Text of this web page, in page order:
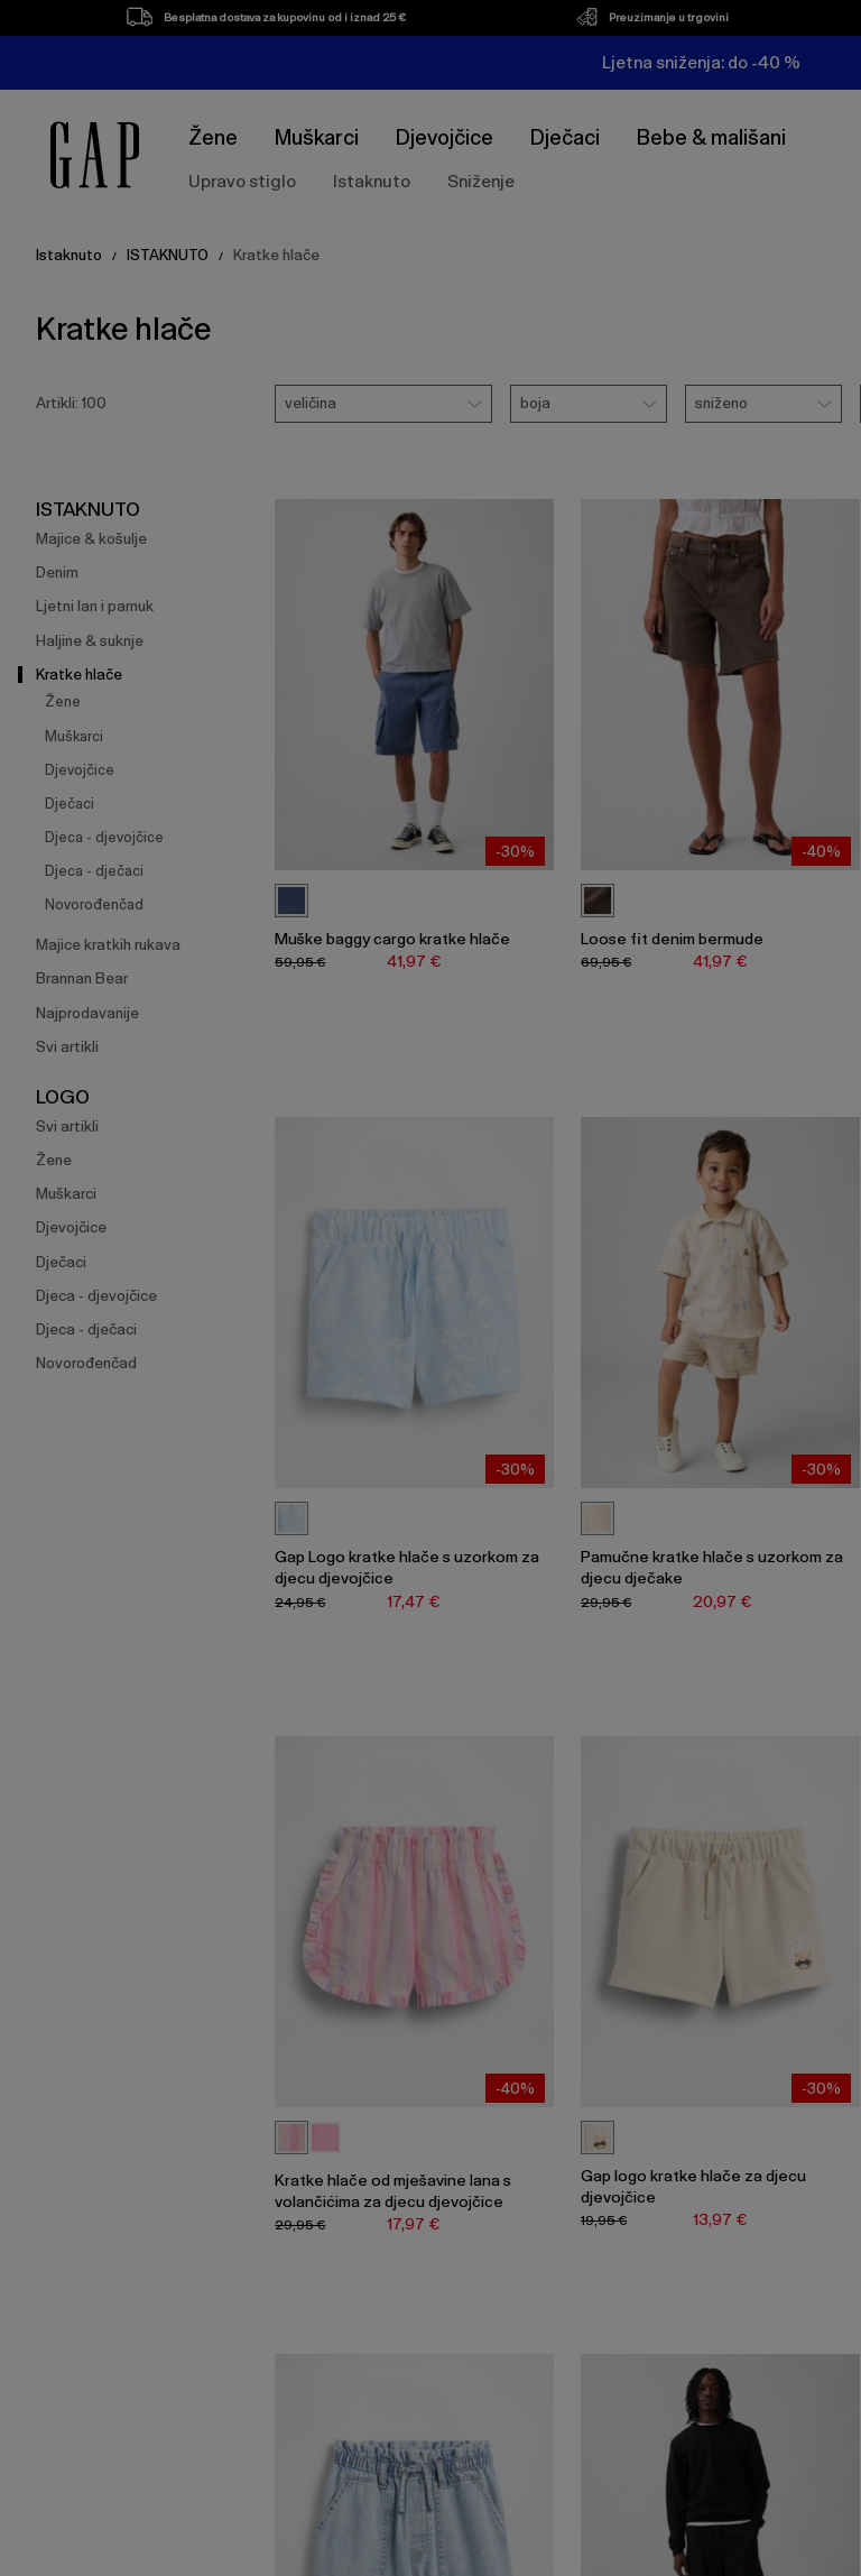
Besplatna dostava za kupovinu od i iznad 25 € Preuzimanje u trgovini
Ljetna sniženja: do -40 %
Žene Muškarci Djevojčice Dječaci Bebe & mališani
Upravo stiglo Istaknuto Sniženje
Istaknuto / ISTAKNUTO / Kratke hlače
Kratke hlače
tipku
širenje
izbornika.
Artikli: 100
Veličina
veličina
Boja
boja
Sniženo
sniženo
ISTAKNUTO
Majice & košulje
Denim
Ljetni lan i pamuk
Haljine & suknje
Kratke hlače
Žene
Muškarci
Djevojčice
Dječaci
Djeca - djevojčice
Djeca - dječaci
Novorođenčad
Majice kratkih rukava
Brannan Bear
Najprodavanije
Svi artikli
LOGO
Svi artikli
Žene
Muškarci
Djevojčice
Dječaci
Djeca - djevojčice
Djeca - dječaci
Novorođenčad
Popis
proizvoda
-30%
Muške baggy cargo kratke hlače
41,97 €
59,95 €
-40%
Loose fit denim bermude
41,97 €
69,95 €
-30%
Gap Logo kratke hlače s uzorkom za
djecu djevojčice
17,47 €
24,95 €
-30%
Pamučne kratke hlače s uzorkom za
djecu dječake
20,97 €
29,95 €
-40%
Kratke hlače od mješavine lana s
volančićima za djecu djevojčice
17,97 €
29,95 €
-30%
Gap logo kratke hlače za djecu
djevojčice
13,97 €
19,95 €